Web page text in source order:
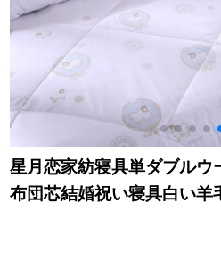
星月恋家紡寝具単ダブルウ
布団芯結婚祝い寝具白い